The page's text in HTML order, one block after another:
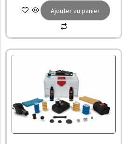
Ajouter au panier